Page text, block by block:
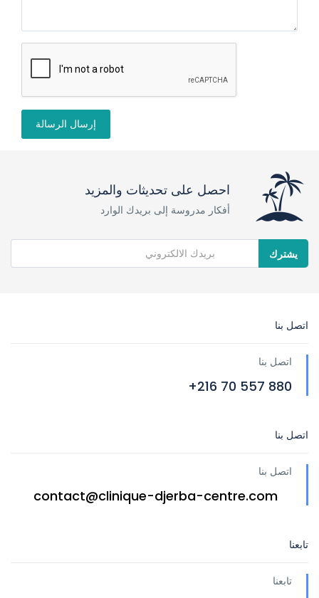
إرسال الرسالة
احصل على تحديثات والمزيد
أفكار مدروسة إلى بريدك الوارد
يشترك
اتصل بنا
اتصل بنا
880 557 70 216+
اتصل بنا
اتصل بنا
contact@clinique-djerba-centre.com
تابعنا
تابعنا